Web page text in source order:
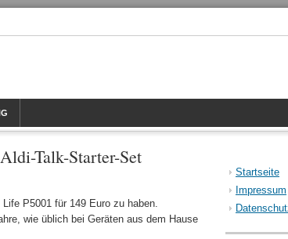
Talk-Starter-Set
P5001 für 149 Euro zu haben.
wie üblich bei Geräten aus dem Hause
Startseite
Impressum